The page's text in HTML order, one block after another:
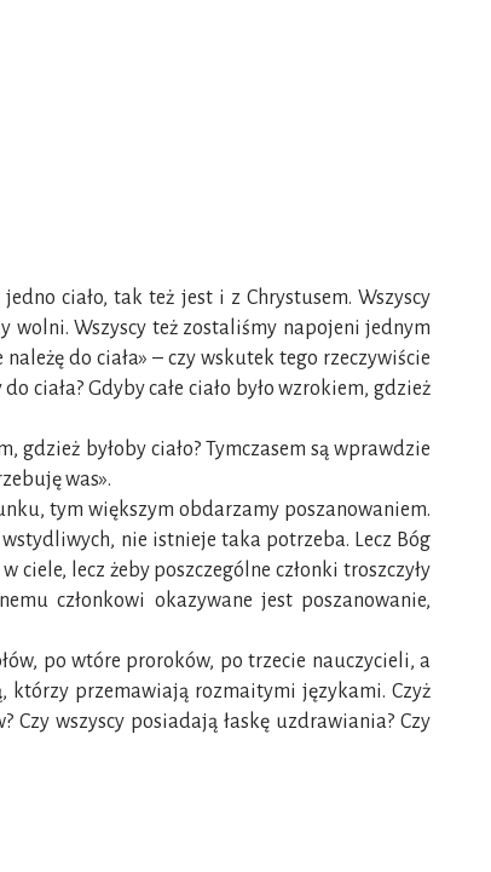
ciało, tak też jest i z Chrystusem. Wszyscy
wolni. Wszyscy też zostaliśmy napojeni jednym
do ciała» – czy wskutek tego rzeczywiście
ciała? Gdyby całe ciało było wzrokiem, gdzież
gdzież byłoby ciało? Tymczasem są wprawdzie
was».
tym większym obdarzamy poszanowaniem.
nie istnieje taka potrzeba. Lecz Bóg
ciele, lecz żeby poszczególne członki troszczyły
członkowi okazywane jest poszanowanie,
po wtóre proroków, po trzecie nauczycieli, a
którzy przemawiają rozmaitymi językami. Czyż
Czy wszyscy posiadają łaskę uzdrawiania? Czy